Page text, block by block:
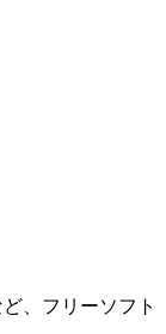
、 フリーソフト